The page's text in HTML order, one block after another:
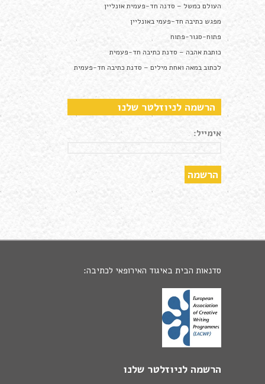
העולם כמשל – סדנה חד-פעמית אונליין
מפגש כתיבה חד-פעמי באונליין
פתוח-סגור-פתוח
כותבת אהבה – סדנת כתיבה חד-פעמית
לכתוב במאה ואחת מילים – סדנת כתיבה חד-פעמית
הרשמה לניוזלטר שלנו
אימייל:
סדנאות הבית באיגוד האירופאי לכתיבה:
הרשמה לניוזלטר שלנו